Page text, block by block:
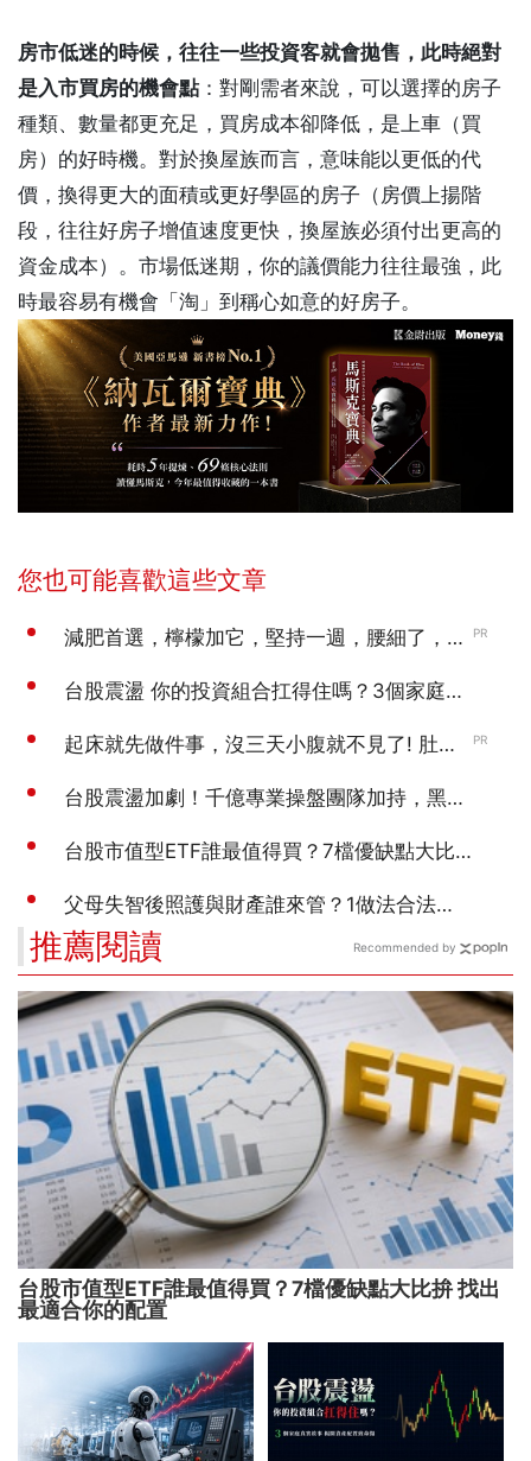
房市低迷的時候，往往一些投資客就會拋售，此時絕對
是入市買房的機會點 ：對剛需者來說，可以選擇的房子
種類、數量都更充足，買房成本卻降低，是上車（買
房）的好時機。對於換屋族而言，意味能以更低的代
價，換得更大的面積或更好學區的房子（房價上揚階
段，往往好房子增值速度更快，換屋族必須付出更高的
資金成本）。市場低迷期，你的議價能力往往最強，此
時最容易有機會「淘」到稱心如意的好房子。
推薦閱讀
台股市值型ETF誰最值得買？7檔優缺點大比拚 找出
最適合你的配置
Recommended by